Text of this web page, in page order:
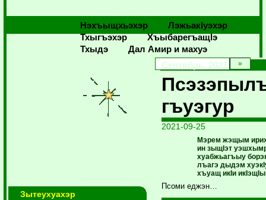
Нэхъыщхьэхэр
Лэжьакlуэхэр
Тхыгъэхэр
Хъыбарегъащlэ
Тхыдэ
Дал Амир и махуэ
Зытеухуахэр
Сентябрь, 2021
гъуэгур
2021-09-25
Мэрем жэщым
ин зыщIэт
хуабжьагъыу
лъагэ дыдэм
хъуащ икIи
Псоми еджэн…